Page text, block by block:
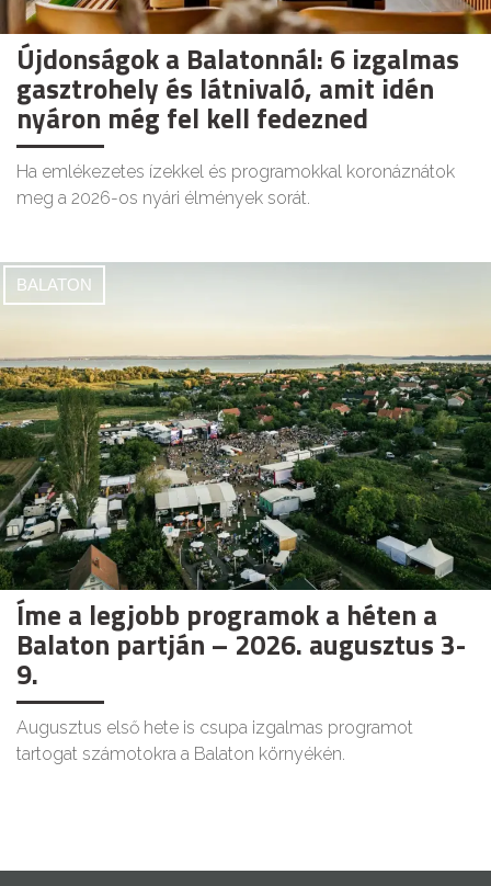
Újdonságok a Balatonnál: 6 izgalmas
gasztrohely és látnivaló, amit idén
nyáron még fel kell fedezned
Ha emlékezetes ízekkel és programokkal koronáznátok
meg a 2026-os nyári élmények sorát.
BALATON
Íme a legjobb programok a héten a
Balaton partján – 2026. augusztus 3-
9.
Augusztus első hete is csupa izgalmas programot
tartogat számotokra a Balaton környékén.